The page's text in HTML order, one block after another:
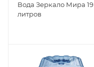
Вода Зеркало Мира 19
литров